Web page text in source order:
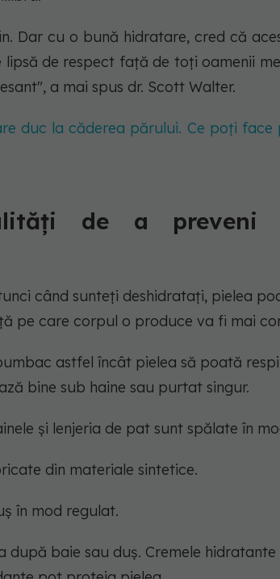
Dar cu o bună hidratare, cred că
lipsă de respect față de toți oamenii
a mai spus dr. Scott Walter.
duc la căderea părului. Ce poți face
de a preveni
când sunteți deshidratați, pielea
pe care corpul o produce va fi mai
astfel încât pielea să poată
bine sub haine sau purtat singur.
și lenjeria de pat sunt spălate în
din materiale sintetice.
în mod regulat.
după baie sau duș. Cremele